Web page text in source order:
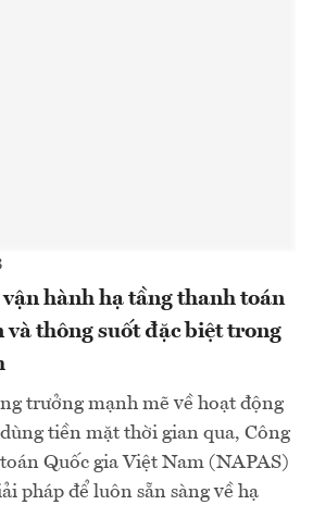
hành hạ tầng thanh toán
và thông suốt đặc biệt trong
trưởng mạnh mẽ về hoạt động
tiền mặt thời gian qua, Công
Quốc gia Việt Nam (NAPAS)
pháp để luôn sẵn sàng về hạ